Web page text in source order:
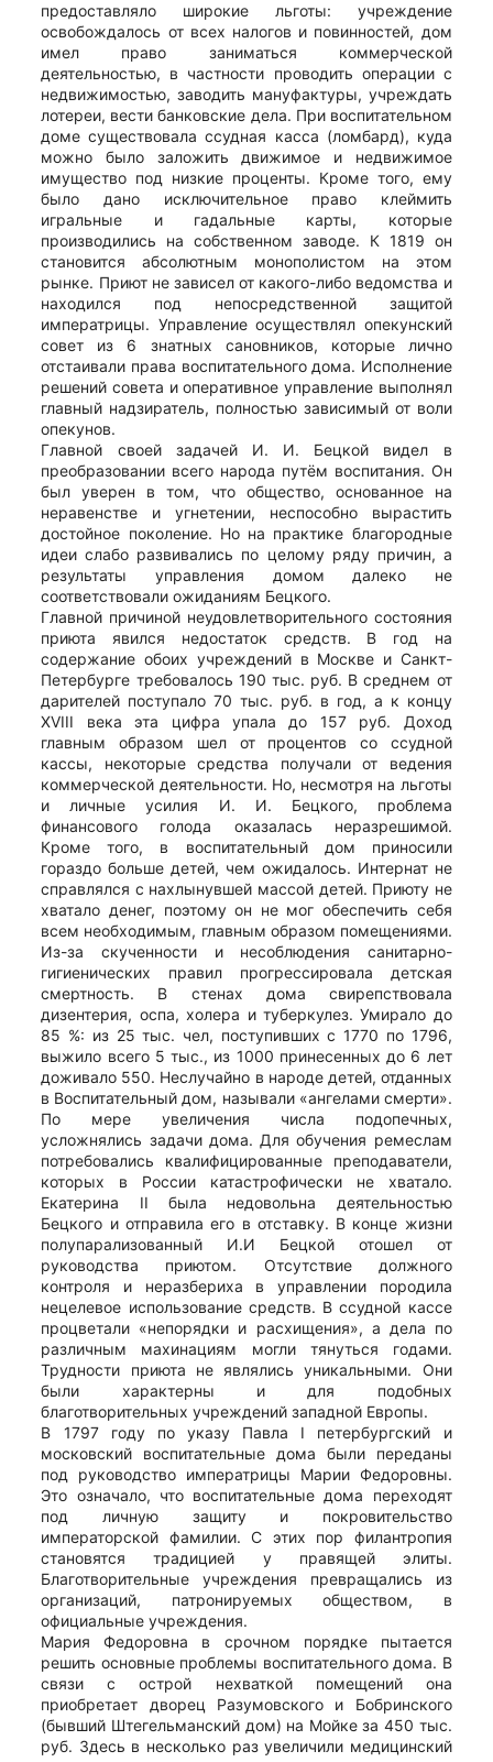
предоставляло широкие льготы: учреждение
освобождалось от всех налогов и повинностей, дом
имел право заниматься коммерческой
деятельностью, в частности проводить операции с
недвижимостью, заводить мануфактуры, учреждать
лотереи, вести банковские дела. При воспитательном
доме существовала ссудная касса (ломбард), куда
можно было заложить движимое и недвижимое
имущество под низкие проценты. Кроме того, ему
было дано исключительное право клеймить
игральные и гадальные карты, которые
производились на собственном заводе. К 1819 он
становится абсолютным монополистом на этом
рынке. Приют не зависел от какого-либо ведомства и
находился под непосредственной защитой
императрицы. Управление осуществлял опекунский
совет из 6 знатных сановников, которые лично
отстаивали права воспитательного дома. Исполнение
решений совета и оперативное управление выполнял
главный надзиратель, полностью зависимый от воли
опекунов.
Главной своей задачей И. И. Бецкой видел в
преобразовании всего народа путём воспитания. Он
был уверен в том, что общество, основанное на
неравенстве и угнетении, неспособно вырастить
достойное поколение. Но на практике благородные
идеи слабо развивались по целому ряду причин, а
результаты управления домом далеко не
соответствовали ожиданиям Бецкого.
Главной причиной неудовлетворительного состояния
приюта явился недостаток средств. В год на
содержание обоих учреждений в Москве и Санкт-
Петербурге требовалось 190 тыс. руб. В среднем от
дарителей поступало 70 тыс. руб. в год, а к концу
XVIII века эта цифра упала до 157 руб. Доход
главным образом шел от процентов со ссудной
кассы, некоторые средства получали от ведения
коммерческой деятельности. Но, несмотря на льготы
и личные усилия И. И. Бецкого, проблема
финансового голода оказалась неразрешимой.
Кроме того, в воспитательный дом приносили
гораздо больше детей, чем ожидалось. Интернат не
справлялся с нахлынувшей массой детей. Приюту не
хватало денег, поэтому он не мог обеспечить себя
всем необходимым, главным образом помещениями.
Из-за скученности и несоблюдения санитарно-
гигиенических правил прогрессировала детская
смертность. В стенах дома свирепствовала
дизентерия, оспа, холера и туберкулез. Умирало до
85 %: из 25 тыс. чел, поступивших с 1770 по 1796,
выжило всего 5 тыс., из 1000 принесенных до 6 лет
доживало 550. Неслучайно в народе детей, отданных
в Воспитательный дом, называли «ангелами смерти».
По мере увеличения числа подопечных,
усложнялись задачи дома. Для обучения ремеслам
потребовались квалифицированные преподаватели,
которых в России катастрофически не хватало.
Екатерина II была недовольна деятельностью
Бецкого и отправила его в отставку. В конце жизни
полупарализованный И.И Бецкой отошел от
руководства приютом. Отсутствие должного
контроля и неразбериха в управлении породила
нецелевое использование средств. В ссудной кассе
процветали «непорядки и расхищения», а дела по
различным махинациям могли тянуться годами.
Трудности приюта не являлись уникальными. Они
были характерны и для подобных
благотворительных учреждений западной Европы.
В 1797 году по указу Павла I петербургский и
московский воспитательные дома были переданы
под руководство императрицы Марии Федоровны.
Это означало, что воспитательные дома переходят
под личную защиту и покровительство
императорской фамилии. С этих пор филантропия
становятся традицией у правящей элиты.
Благотворительные учреждения превращались из
организаций, патронируемых обществом, в
официальные учреждения.
Мария Федоровна в срочном порядке пытается
решить основные проблемы воспитательного дома. В
связи с острой нехваткой помещений она
приобретает дворец Разумовского и Бобринского
(бывший Штегельманский дом) на Мойке за 450 тыс.
руб. Здесь в несколько раз увеличили медицинский